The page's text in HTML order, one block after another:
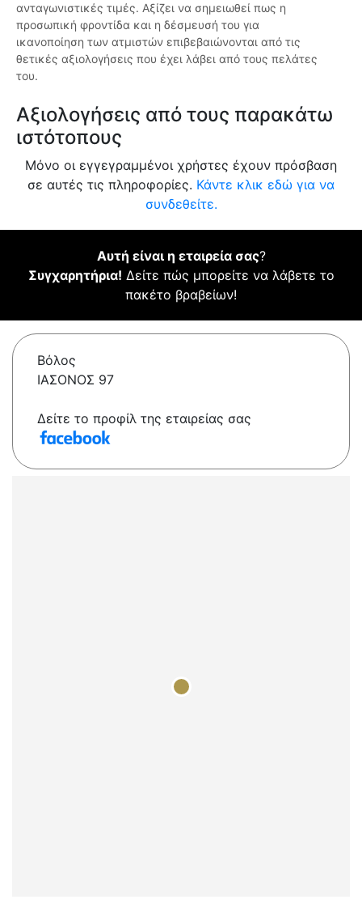
ανταγωνιστικές τιμές. Αξίζει να σημειωθεί πως η
προσωπική φροντίδα και η δέσμευσή του για
ικανοποίηση των ατμιστών επιβεβαιώνονται από τις
θετικές αξιολογήσεις που έχει λάβει από τους πελάτες
του.
Αξιολογήσεις από τους παρακάτω
ιστότοπους
Μόνο οι εγγεγραμμένοι χρήστες έχουν πρόσβαση
σε αυτές τις πληροφορίες. Κάντε κλικ εδώ για να
συνδεθείτε.
Αυτή είναι η εταιρεία σας?
Συγχαρητήρια! Δείτε πώς μπορείτε να λάβετε το
πακέτο βραβείων!
Βόλος
ΙΑΣΟΝΟΣ 97
Δείτε το προφίλ της εταιρείας σας